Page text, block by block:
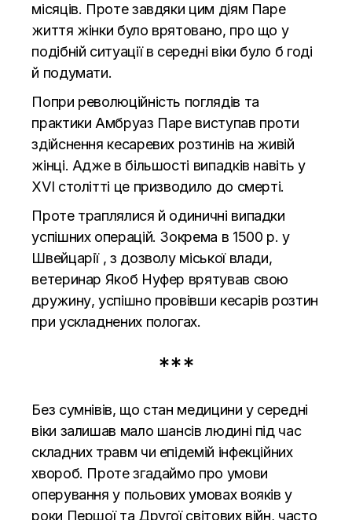
місяців. Проте завдяки цим діям Паре
життя жінки було врятовано, про що у
подібній ситуації в середні віки було б годі
й подумати.
Попри революційність поглядів та
практики Амбруаз Паре виступав проти
здійснення кесаревих розтинів на живій
жінці. Адже в більшості випадків навіть у
XVI столітті це призводило до смерті.
Проте траплялися й одиничні випадки
успішних операцій. Зокрема в 1500 р. у
Швейцарії , з дозволу міської влади,
ветеринар Якоб Нуфер врятував свою
дружину, успішно провівши кесарів розтин
при ускладнених пологах.
***
Без сумнівів, що стан медицини у середні
віки залишав мало шансів людині під час
складних травм чи епідемій інфекційних
хвороб. Проте згадаймо про умови
оперування у польових умовах вояків у
роки Першої та Другої світових війн, часто